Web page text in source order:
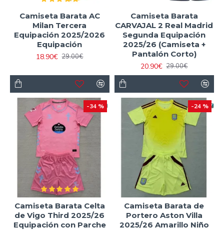
Camiseta Barata AC
Milan Tercera
Equipación 2025/2026
Equipación
18.90€ 29.00€
Camiseta Barata
CARVAJAL 2 Real Madrid
Segunda Equipación
2025/26 (Camiseta +
Pantalón Corto)
20.90€ 29.00€
-34 %
Camiseta Barata Celta
de Vigo Third 2025/26
Equipación con Parche
-24 %
Camiseta Barata de
Portero Aston Villa
2025/26 Amarillo Niño